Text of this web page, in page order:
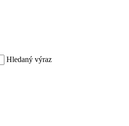
Hledaný výraz